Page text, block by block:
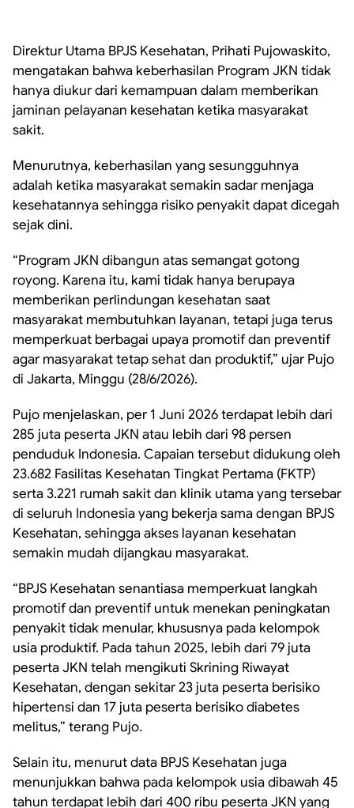
Direktur Utama BPJS Kesehatan, Prihati Pujowaskito,
mengatakan bahwa keberhasilan Program JKN tidak
hanya diukur dari kemampuan dalam memberikan
jaminan pelayanan kesehatan ketika masyarakat
sakit.
Menurutnya, keberhasilan yang sesungguhnya
adalah ketika masyarakat semakin sadar menjaga
kesehatannya sehingga risiko penyakit dapat dicegah
sejak dini.
“Program JKN dibangun atas semangat gotong
royong. Karena itu, kami tidak hanya berupaya
memberikan perlindungan kesehatan saat
masyarakat membutuhkan layanan, tetapi juga terus
memperkuat berbagai upaya promotif dan preventif
agar masyarakat tetap sehat dan produktif,” ujar Pujo
di Jakarta, Minggu (28/6/2026).
Pujo menjelaskan, per 1 Juni 2026 terdapat lebih dari
285 juta peserta JKN atau lebih dari 98 persen
penduduk Indonesia. Capaian tersebut didukung oleh
23.682 Fasilitas Kesehatan Tingkat Pertama (FKTP)
serta 3.221 rumah sakit dan klinik utama yang tersebar
di seluruh Indonesia yang bekerja sama dengan BPJS
Kesehatan, sehingga akses layanan kesehatan
semakin mudah dijangkau masyarakat.
“BPJS Kesehatan senantiasa memperkuat langkah
promotif dan preventif untuk menekan peningkatan
penyakit tidak menular, khususnya pada kelompok
usia produktif. Pada tahun 2025, lebih dari 79 juta
peserta JKN telah mengikuti Skrining Riwayat
Kesehatan, dengan sekitar 23 juta peserta berisiko
hipertensi dan 17 juta peserta berisiko diabetes
melitus,” terang Pujo.
Selain itu, menurut data BPJS Kesehatan juga
menunjukkan bahwa pada kelompok usia dibawah 45
tahun terdapat lebih dari 400 ribu peserta JKN yang